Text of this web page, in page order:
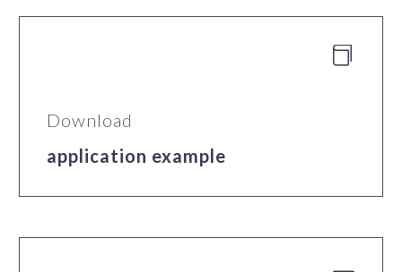


Download
application example